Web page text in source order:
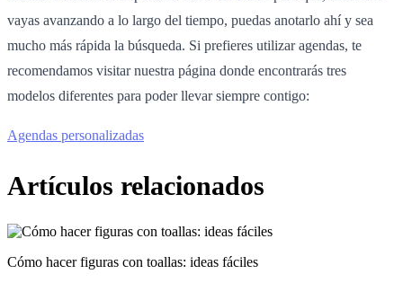
vayas avanzando a lo largo del tiempo, puedas anotarlo ahí y sea
mucho más rápida la búsqueda. Si prefieres utilizar agendas, te
recomendamos visitar nuestra página donde encontrarás tres
modelos diferentes para poder llevar siempre contigo:
Agendas personalizadas
Artículos relacionados
Cómo hacer figuras con toallas: ideas fáciles